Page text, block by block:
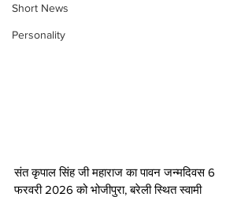
Short News
Personality
संत कृपाल सिंह जी महाराज का पावन जन्मदिवस 6
फरवरी 2026 को भोजीपुरा, बरेली स्थित स्वामी